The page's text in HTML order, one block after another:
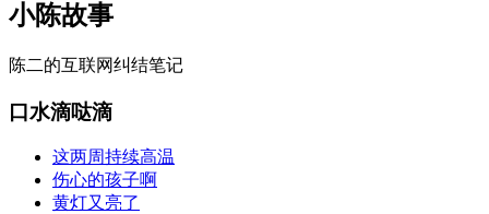
小陈故事
陈二的互联网纠结笔记
口水滴哒滴
这两周持续高温
伤心的孩子啊
黄灯又亮了